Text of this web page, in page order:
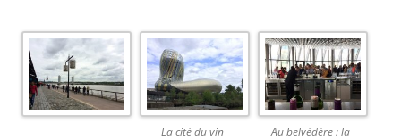
La cité du vin
Au belvédère : la